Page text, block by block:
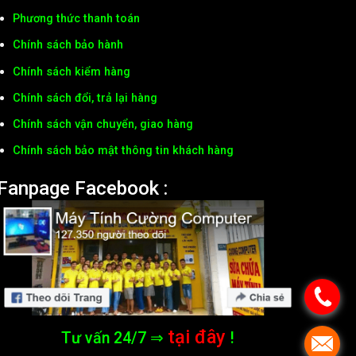
Phương thức thanh toán
Chính sách bảo hành
Chính sách kiểm hàng
Chính sách đổi, trả lại hàng
Chính sách vận chuyển, giao hàng
Chính sách bảo mật thông tin khách hàng
Facebook :
Tư vấn 24/7 ⇒ tại đây !